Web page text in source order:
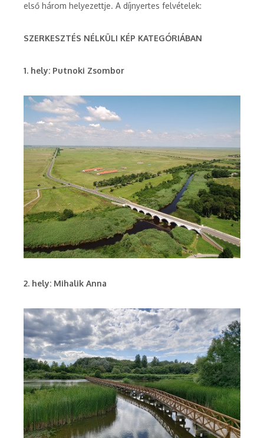
első három helyezettje. A díjnyertes felvételek:
SZERKESZTÉS NÉLKÜLI KÉP KATEGÓRIÁBAN
1. hely: Putnoki Zsombor
2. hely: Mihalik Anna